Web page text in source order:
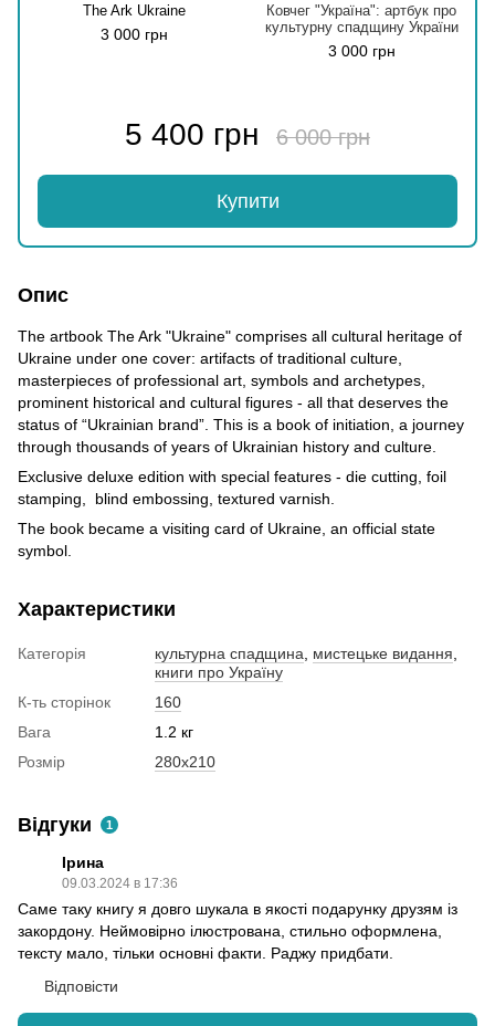
The Ark Ukraine
3 000 грн
Ковчег "Україна": артбук про
культурну спадщину України
3 000 грн
5 400 грн 6 000 грн
Купити
Опис
The artbook The Ark "Ukraine" comprises all cultural heritage of
Ukraine under one cover: artifacts of traditional culture,
masterpieces of professional art, symbols and archetypes,
prominent historical and cultural figures - all that deserves the
status of “Ukrainian brand”. This is a book of initiation, a journey
through thousands of years of Ukrainian history and culture.
Exclusive deluxe edition with special features - die cutting, foil
stamping, blind embossing, textured varnish.
The book became a visiting card of Ukraine, an official state
symbol.
Характеристики
Категорія культурна спадщина мистецьке видання
книги про Україну
К-ть сторінок
160
Вага
1.2 кг
Розмір
280х210
Відгуки 1
Ірина
09.03.2024 в 17:36
Саме таку книгу я довго шукала в якості подарунку друзям із
закордону. Неймовірно ілюстрована, стильно оформлена,
тексту мало, тільки основні факти. Раджу придбати.
Відповісти